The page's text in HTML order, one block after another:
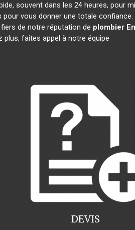
souvent dans les 24 heures, pour
vous donner une totale
de notre réputation de plombier
plus, faites appel à notre équipe
DEVIS